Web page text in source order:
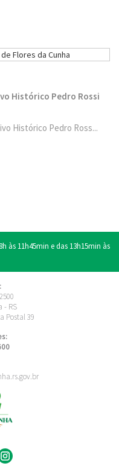
Histórico Pedro Rossi
Histórico Pedro Ross...
às 11h45min e das 13h15min às
- RS
Postal 39